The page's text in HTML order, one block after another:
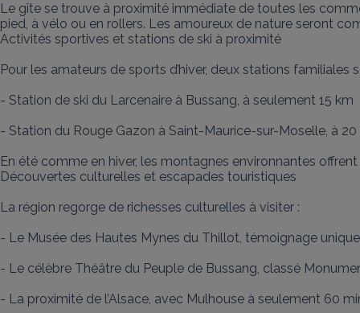
Le gîte se trouve à proximité immédiate de toutes les
pied, à vélo ou en rollers. Les amoureux de nature seront
Activités sportives et stations de ski à proximité
Pour les amateurs de sports d’hiver, deux stations
- Station de ski du Larcenaire à Bussang, à seulement 15 km
- Station du Rouge Gazon à Saint-Maurice-sur-Moselle, à 20
En été comme en hiver, les montagnes environnantes
Découvertes culturelles et escapades touristiques
La région regorge de richesses culturelles à visiter :
- Le Musée des Hautes Mynes du Thillot, témoignage
- Le célèbre Théâtre du Peuple de Bussang, classé
- La proximité de l’Alsace, avec Mulhouse à seulement 60